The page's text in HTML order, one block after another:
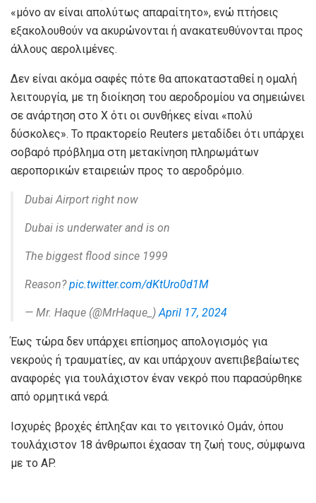
«μόνο αν είναι απολύτως απαραίτητο», ενώ πτήσεις
εξακολουθούν να ακυρώνονται ή ανακατευθύνονται προς
άλλους αερολιμένες.
Δεν είναι ακόμα σαφές πότε θα αποκατασταθεί η ομαλή
λειτουργία, με τη διοίκηση του αεροδρομίου να σημειώνει
σε ανάρτηση στο X ότι οι συνθήκες είναι «πολύ
δύσκολες». Το πρακτορείο Reuters μεταδίδει ότι υπάρχει
σοβαρό πρόβλημα στη μετακίνηση πληρωμάτων
αεροπορικών εταιρειών προς το αεροδρόμιο.
Dubai Airport right now
Dubai is underwater and is on
The biggest flood since 1999
Reason?pic.twitter.com/dKtUro0d1M
— Mr. Haque (@MrHaque_)April 17, 2024
Έως τώρα δεν υπάρχει επίσημος απολογισμός για
νεκρούς ή τραυματίες, αν και υπάρχουν ανεπιβεβαίωτες
αναφορές για τουλάχιστον έναν νεκρό που παρασύρθηκε
από ορμητικά νερά.
Ισχυρές βροχές έπληξαν και το γειτονικό Ομάν, όπου
τουλάχιστον 18 άνθρωποι έχασαν τη ζωή τους, σύμφωνα
με το AP.